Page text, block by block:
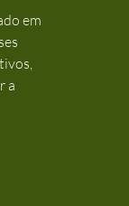
em
a